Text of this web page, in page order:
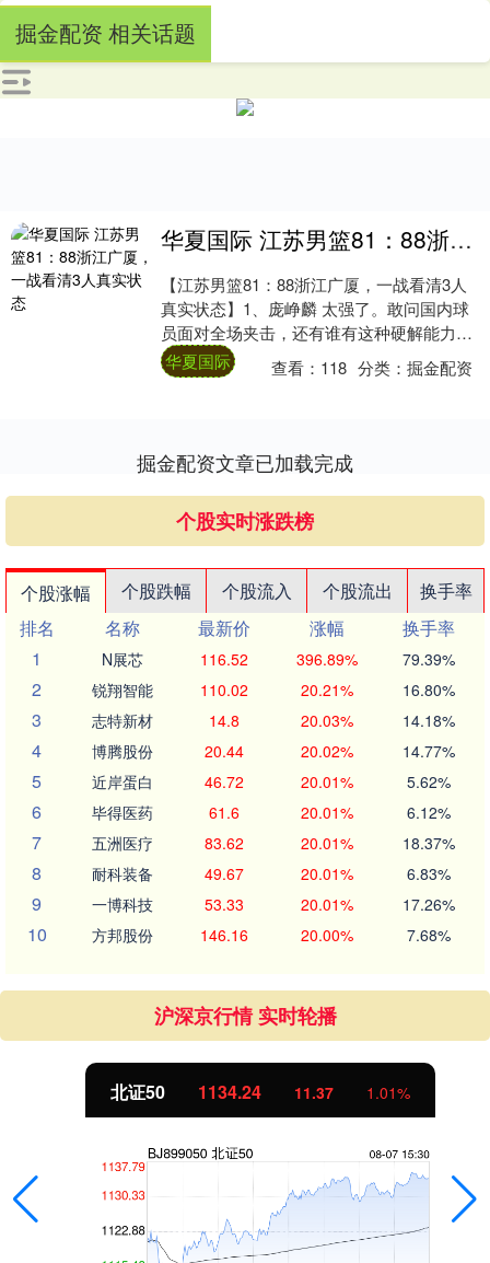
掘金配资 相关话题
华夏国际 江苏男篮81：88浙江广厦，一战看清3人真实状态
【江苏男篮81：88浙江广厦，一战看清3人
真实状态】1、庞峥麟 太强了。敢问国内球
员面对全场夹击，还有谁有这种硬解能力？
而且他送出了很多大空位机会，可惜队友一
个....
华夏国际 查看： 118 分类：掘金配资
掘金配资文章已加载完成
个股实时涨跌榜
个股涨幅 个股跌幅 个股流入 个股流出
换手率
排名
名称 最新价 涨幅
换手率
1
N展芯 116.52 396.89% 79.39%
2 锐翔智能 110.02 20.21% 16.80%
3 志特新材 14.8 20.03% 14.18%
4 博腾股份 20.44 20.02% 14.77%
5 近岸蛋白 46.72 20.01% 5.62%
6 毕得医药 61.6 20.01% 6.12%
7 五洲医疗 83.62 20.01% 18.37%
8 耐科装备 49.67 20.01% 6.83%
9 一博科技 53.33 20.01% 17.26%
10 方邦股份 146.16 20.00% 7.68%
沪深京行情 实时轮播
北证50 1134.24 11.37 1.01%